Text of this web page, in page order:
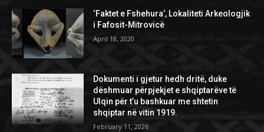
‘Faktet e Fshehura’, Lokaliteti Arkeologjik
i Fafosit-Mitrovicë
April 18, 2020
Dokumenti i gjetur hedh dritë, duke
dëshmuar përpjekjet e shqiptarëve të
Ulqin për t’u bashkuar me shtetin
shqiptar në vitin 1919.
February 11, 2026